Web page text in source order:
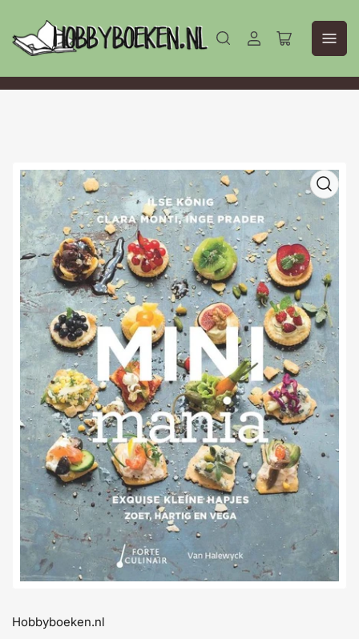
Aanmelden
Mini-
winkelwagen
openen
Media
openen
1
in
dialoogvenster
Hobbyboeken.nl